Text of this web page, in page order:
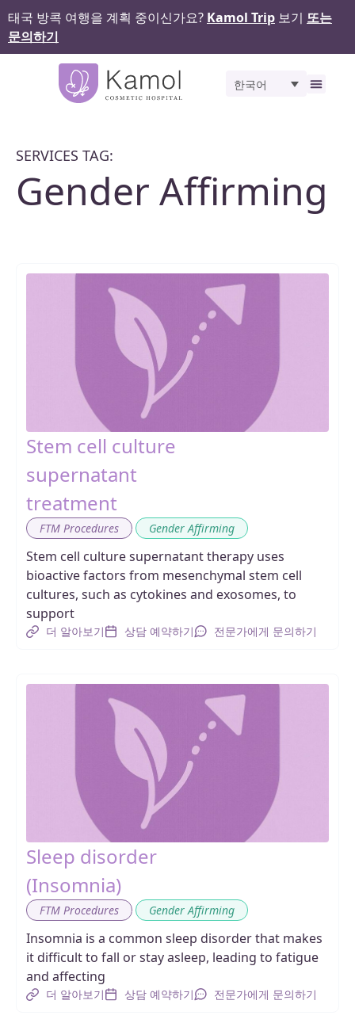
태국 방콕 여행을 계획 중이신가요? Kamol Trip 보기 또는
문의하기
한국어
SERVICES TAG:
Gender Affirming
Stem cell culture
supernatant
treatment
FTM Procedures Gender Affirming
Stem cell culture supernatant therapy uses
bioactive factors from mesenchymal stem cell
cultures, such as cytokines and exosomes, to
support
더 알아보기 상담 예약하기 전문가에게 문의하기
Sleep disorder
(Insomnia)
FTM Procedures Gender Affirming
Insomnia is a common sleep disorder that makes
it difficult to fall or stay asleep, leading to fatigue
and affecting
더 알아보기 상담 예약하기 전문가에게 문의하기